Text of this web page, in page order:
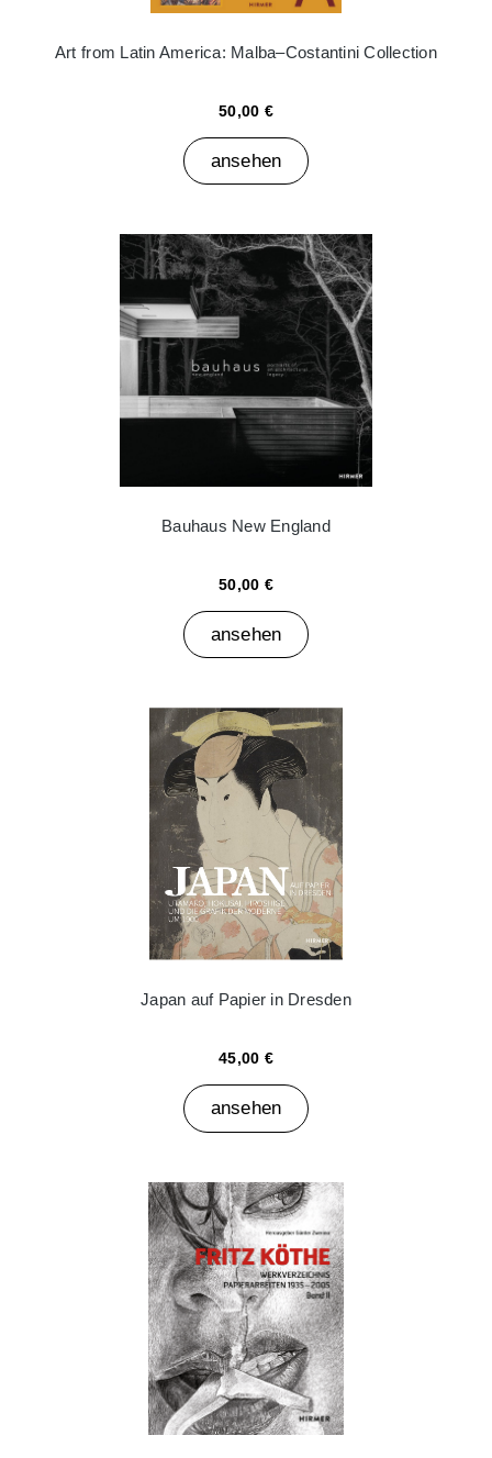
Art from Latin America: Malba–Costantini Collection
50,00 €
ansehen
Bauhaus New England
50,00 €
ansehen
Japan auf Papier in Dresden
45,00 €
ansehen